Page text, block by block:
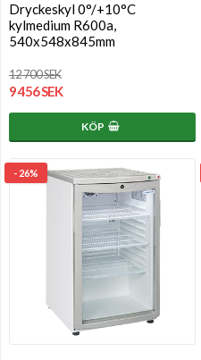
Dryckeskyl 0°/+10°C
kylmedium R600a,
540x548x845mm
12 700 SEK
9 456 SEK
KÖP
- 26%